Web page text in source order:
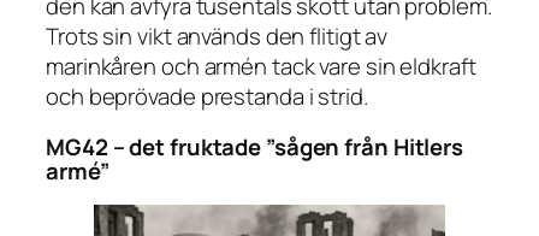
den kan avfyra tusentals skott utan problem.
Trots sin vikt används den flitigt av
marinkåren och armén tack vare sin eldkraft
och beprövade prestanda i strid.
MG42 – det fruktade ”sågen från Hitlers
armé”